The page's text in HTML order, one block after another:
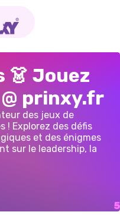
DE
DE
DE
👗 Jouez
prinxy.fr
des jeux de
! Explorez des défis
et des énigmes
sur le leadership, la